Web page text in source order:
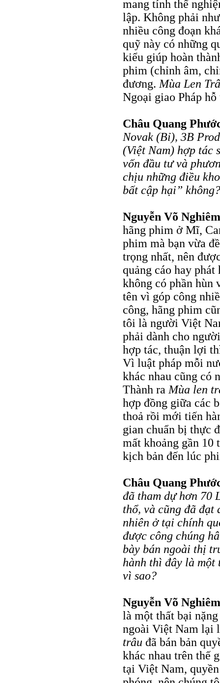
mang tính thể
lập. Không phải
nhiều công đoạn
quỹ này có những
kiểu giúp hoàn
phim (chỉnh âm,
đương. Mùa Len
Ngoại giao Pháp
Châu Quang
Novak (Bỉ), 3B
(Việt Nam) hợp tác
vốn đầu tư và
chịu những điều
bất cập hại” không?
Nguyễn Võ
hãng phim ở Mĩ,
phim mà bạn vừa
trọng nhất, nên
quảng cáo hay
không có phần hùn
tên vì góp công
công, hãng phim
tôi là người Việt
phải dành cho
hợp tác, thuận lợi
Vì luật pháp mỗi
khác nhau cũng có
Thành ra Mùa len
hợp đồng giữa các
thoả rồi mới tiến
gian chuẩn bị thực
mất khoảng gần
kịch bản đến lúc
Châu Quang
đã tham dự hơn 70
thổ, và cũng đã đạt
nhiên ở tại chính
được công chúng
bày bán ngoài thị
hành thì đây là một
vì sao?
Nguyễn Võ
là một thất bại
ngoài Việt Nam lại
trâu đã bán bản
khác nhau trên thế
tại Việt Nam,